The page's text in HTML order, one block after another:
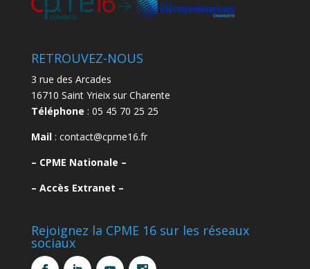
RETROUVEZ-NOUS
3 rue des Arcades
16710 Saint Yrieix sur Charente
Téléphone : 05 45 70 25 25
Mail: contact@cpme16.fr
– CPME Nationale –
– Accès Extranet –
Rejoignez la CPME 16 sur les réseaux
sociaux